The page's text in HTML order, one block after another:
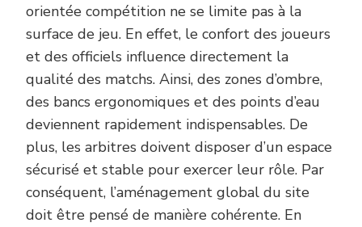
orientée compétition ne se limite pas à la
surface de jeu. En effet, le confort des joueurs
et des officiels influence directement la
qualité des matchs. Ainsi, des zones d’ombre,
des bancs ergonomiques et des points d’eau
deviennent rapidement indispensables. De
plus, les arbitres doivent disposer d’un espace
sécurisé et stable pour exercer leur rôle. Par
conséquent, l’aménagement global du site
doit être pensé de manière cohérente. En